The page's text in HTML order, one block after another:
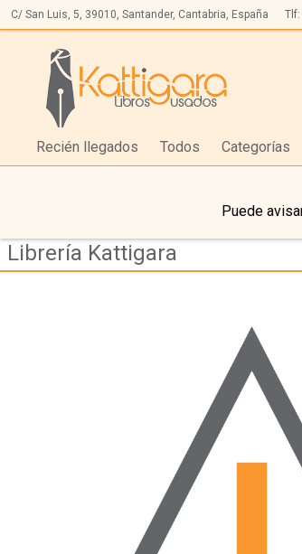
C/ San Luis, 5, 39010, Santander, Cantabria, España Tlf:
Recién llegados Todos Categorías
Puede
Librería Kattigara